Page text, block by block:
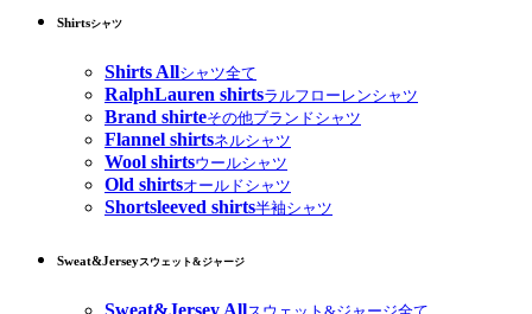
Shirtsシャツ
Shirts Allシャツ全て
RalphLauren shirtsラルフローレンシャツ
Brand shirteその他ブランドシャツ
Flannel shirtsネルシャツ
Wool shirtsウールシャツ
Old shirtsオールドシャツ
Shortsleeved shirts半袖シャツ
Sweat&Jerseyスウェット&ジャージ
Sweat&Jersey All